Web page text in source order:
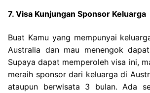
7. Visa Kunjungan Sponsor Keluarga
Buat Kamu yang mempunyai
Australia dan mau menengok
Supaya dapat memperoleh visa ini,
meraih sponsor dari keluarga di
ataupun berwisata 3 bulan. Ada